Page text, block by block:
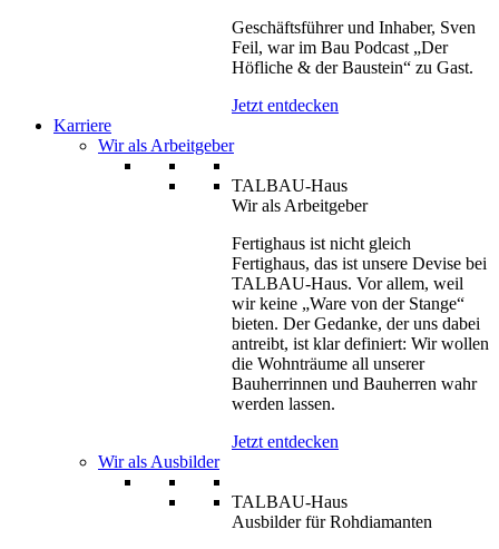
Geschäftsführer und Inhaber, Sven
Feil, war im Bau Podcast „Der
Höfliche & der Baustein“ zu Gast.
Jetzt entdecken
Karriere
Wir als Arbeitgeber
TALBAU-Haus
Wir als Arbeitgeber
Fertighaus ist nicht gleich
Fertighaus, das ist unsere Devise bei
TALBAU-Haus. Vor allem, weil
wir keine „Ware von der Stange“
bieten. Der Gedanke, der uns dabei
antreibt, ist klar definiert: Wir wollen
die Wohnträume all unserer
Bauherrinnen und Bauherren wahr
werden lassen.
Jetzt entdecken
Wir als Ausbilder
TALBAU-Haus
Ausbilder für Rohdiamanten